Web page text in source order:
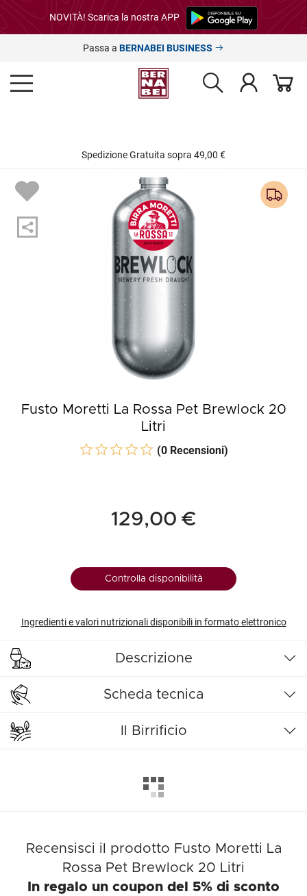
NOVITÀ! Scarica la nostra APP
Passa a BERNABEI BUSINESS
Spedizione Gratuita sopra 49,00 €
Fusto Moretti La Rossa Pet Brewlock 20
Litri
(0 Recensioni)
129,00 €
Controlla disponibilità
Ingredienti e valori nutrizionali disponibili in formato elettronico
Descrizione
Scheda tecnica
Il Birrificio
Recensisci il prodotto Fusto Moretti La
Rossa Pet Brewlock 20 Litri
In regalo un coupon del 5% di sconto